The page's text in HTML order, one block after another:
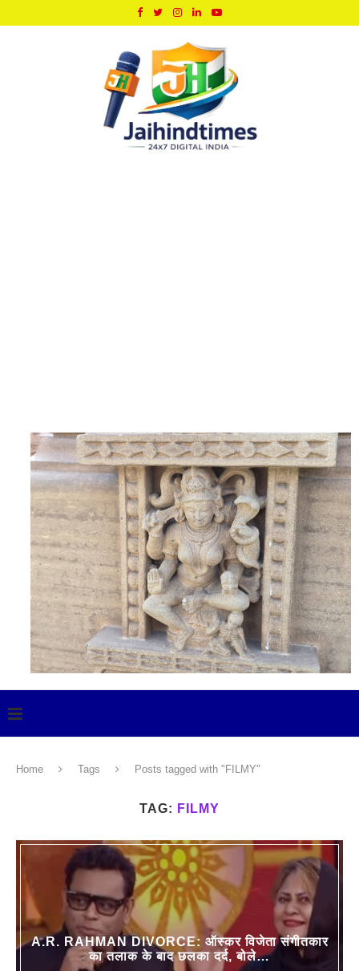
Home Tags Posts tagged with "FILMY"
TAG: FILMY
A.R. RAHMAN DIVORCE: ऑस्कर विजेता संगीतकार
का तलाक के बाद छलका दर्द, बोले…